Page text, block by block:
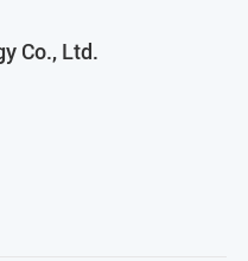
Co., Ltd.